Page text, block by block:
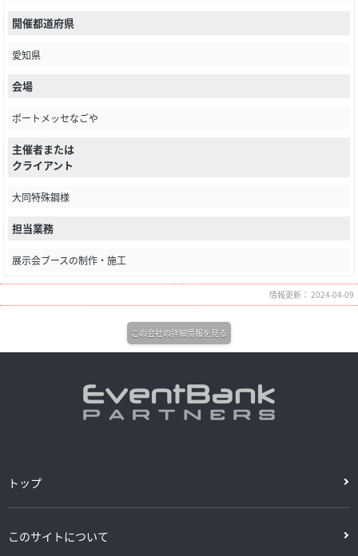
開催都道府県
愛知県
会場
ポートメッセなごや
主催者または
クライアント
大同特殊鋼様
担当業務
展示会ブースの制作・施工
情報更新： 2024-04-09
この会社の詳細情報を見る
トップ
このサイトについて